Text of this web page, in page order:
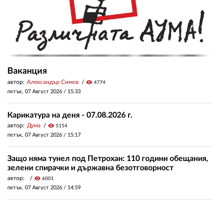
Ваканция
автор: Александър Симов visibility 4774
петък, 07 Август 2026 / 15:33
Карикатура на деня - 07.08.2026 г.
автор: Дума visibility 5154
петък, 07 Август 2026 / 15:17
Защо няма тунел под Петрохан: 110 години обещания,
зелени спирачки и държавна безотговорност
автор: visibility 6001
петък, 07 Август 2026 / 14:59